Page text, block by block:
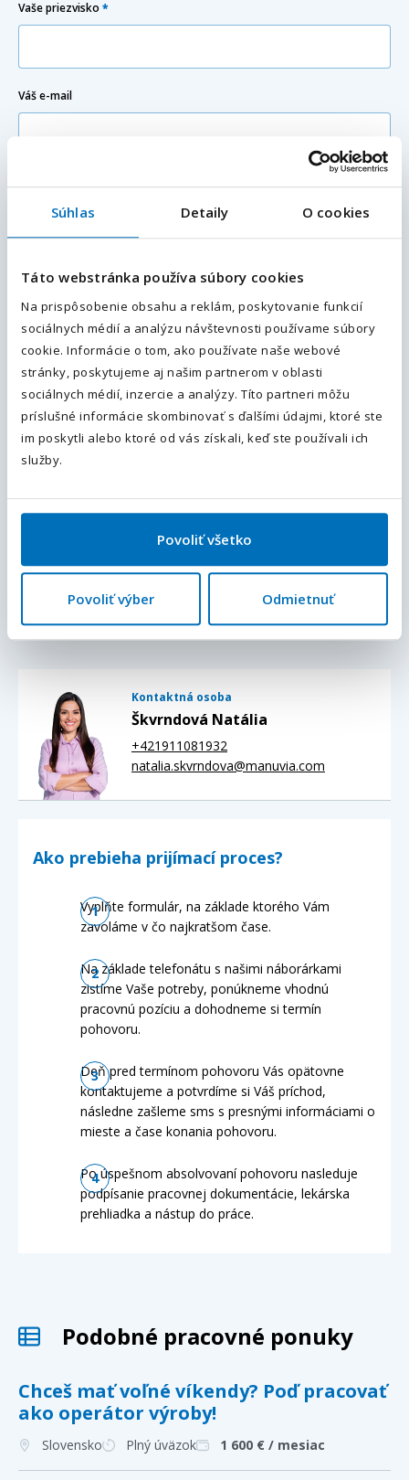
Súhlas Detaily O cookies
Táto webstránka používa súbory cookies
Na prispôsobenie obsahu a reklám, poskytovanie funkcií
sociálnych médií a analýzu návštevnosti používame súbory
cookie. Informácie o tom, ako používate naše webové
stránky, poskytujeme aj našim partnerom v oblasti
sociálnych médií, inzercie a analýzy. Títo partneri môžu
príslušné informácie skombinovať s ďalšími údajmi, ktoré ste
im poskytli alebo ktoré od vás získali, keď ste používali ich
služby.
Povoliť všetko
Povoliť výber Odmietnuť
Vaše priezvisko *
Váš e-mail
Váš telefón*
+421
Predvoľba
Doplňujúce informácie (poznámka)
Priložte váš životopis
Chcem dostávať podobné ponuky a novinky do e-mailu.
spracovaním osobných údajov
Odpovedať na ponuku
Kontaktná osoba
Škvrndová Natália
+421911081932
natalia.skvrndova@manuvia.com
Ako prebieha prijímací proces?
Vyplňte formulár, na základe ktorého Vám
zavoláme v čo najkratšom čase.
Na základe telefonátu s našimi náborárkami
zistíme Vaše potreby, ponúkneme vhodnú
pracovnú pozíciu a dohodneme si termín
pohovoru.
Deň pred termínom pohovoru Vás opätovne
kontaktujeme a potvrdíme si Váš príchod,
následne zašleme sms s presnými informáciami o
mieste a čase konania pohovoru.
Po úspešnom absolvovaní pohovoru nasleduje
podpísanie pracovnej dokumentácie, lekárska
prehliadka a nástup do práce.
Podobné pracovné ponuky
Chceš mať voľné víkendy? Poď pracovať
ako operátor výroby!
Slovensko Plný úväzok 1 600 € / mesiac
Váš telefón*
+421
Predvoľba
Odoslaním súhlasíte saspracovaním osobných údajov.
Odoslať